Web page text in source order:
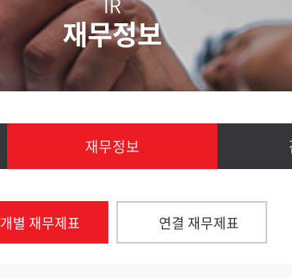
Vision & 핵심가치
CEO 인사말
조직도
기타설비
재무정보
재무정보
개별 재무제표 연결 재무제표